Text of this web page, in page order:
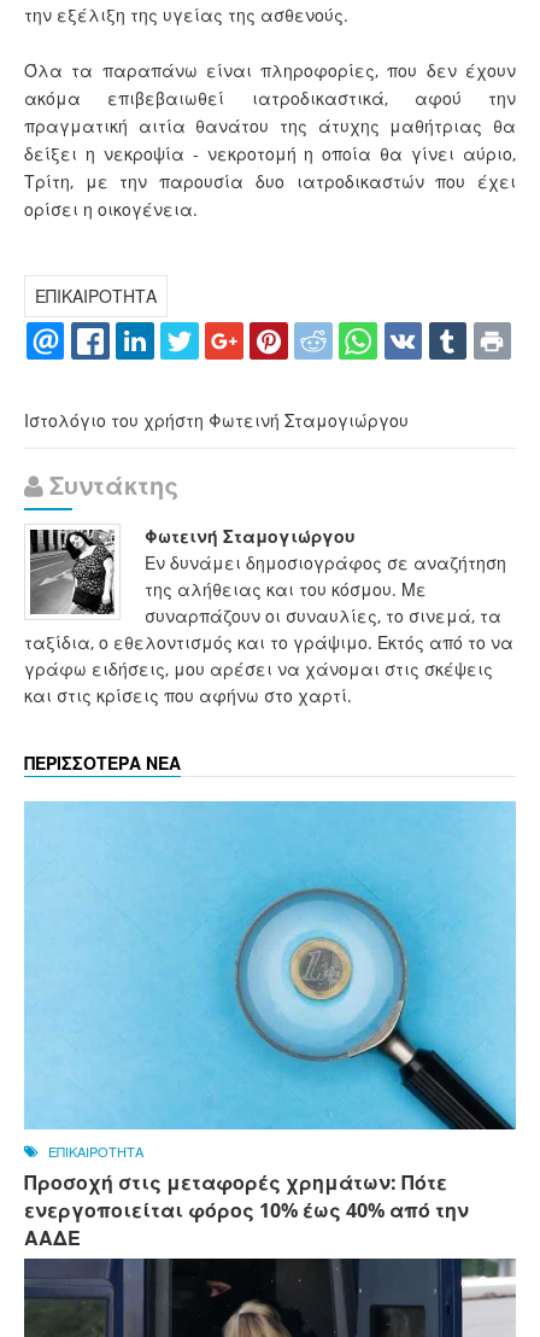
την εξέλιξη της υγείας της ασθενούς.
Όλα τα παραπάνω είναι πληροφορίες, που δεν έχουν
ακόμα επιβεβαιωθεί ιατροδικαστικά, αφού την
πραγματική αιτία θανάτου της άτυχης μαθήτριας θα
δείξει η νεκροψία - νεκροτομή η οποία θα γίνει αύριο,
Τρίτη, με την παρουσία δυο ιατροδικαστών που έχει
ορίσει η οικογένεια.
ΕΠΙΚΑΙΡΟΤΗΤΑ
Ιστολόγιο του χρήστη Φωτεινή Σταμογιώργου
Συντάκτης
Φωτεινή Σταμογιώργου
Εν δυνάμει δημοσιογράφος σε αναζήτηση
της αλήθειας και του κόσμου. Με
συναρπάζουν οι συναυλίες, το σινεμά, τα
ταξίδια, ο εθελοντισμός και το γράψιμο. Εκτός από το να
γράφω ειδήσεις, μου αρέσει να χάνομαι στις σκέψεις
και στις κρίσεις που αφήνω στο χαρτί.
ΠΕΡΙΣΣΟΤΕΡΑ ΝΕΑ
ΕΠΙΚΑΙΡΟΤΗΤΑ
Προσοχή στις μεταφορές χρημάτων: Πότε
ενεργοποιείται φόρος 10% έως 40% από την
ΑΑΔΕ